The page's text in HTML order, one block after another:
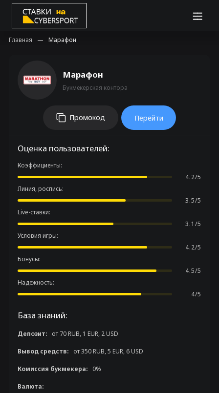
Главная Марафон
Марафон
Букмекерская контора
Промокод Перейти
Оценка пользователей:
Коэффициенты:
4.2/5
Линия, роспись:
3.5/5
Live-ставки:
3.1/5
Условия игры:
4.2/5
Бонусы:
4.5/5
Надежность:
4/5
База знаний:
Депозит: от 70 RUB, 1 EUR, 2 USD
Вывод средств: от 350 RUB, 5 EUR, 6 USD
Комиссия букмекера: 0%
Валюта: